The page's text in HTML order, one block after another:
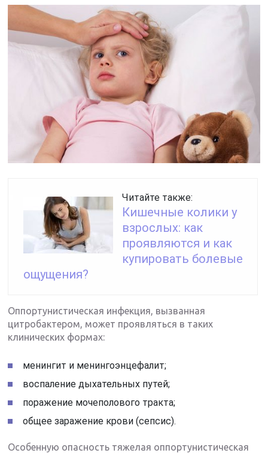
Читайте также:
Кишечные колики у
взрослых: как
проявляются и как
купировать болевые
ощущения?
Оппортунистическая инфекция, вызванная
цитробактером, может проявляться в таких
клинических формах:
менингит и менингоэнцефалит;
воспаление дыхательных путей;
поражение мочеполового тракта;
общее заражение крови (сепсис).
Особенную опасность тяжелая оппортунистическая